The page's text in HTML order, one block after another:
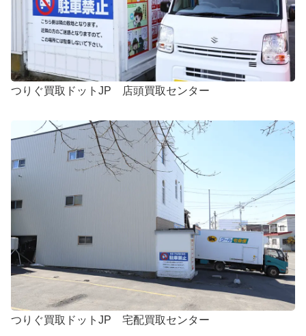
つりぐ買取ドットJP 店頭買取センター
つりぐ買取ドットJP 宅配買取センター